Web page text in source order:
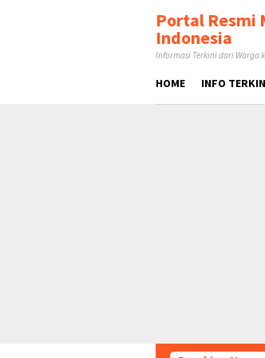
Portal Resmi
Indonesia
Informasi Terkini dari Warga
HOME INFO